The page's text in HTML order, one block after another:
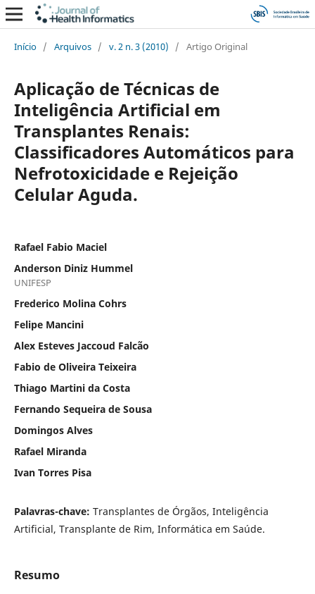
Início / Arquivos / v. 2 n. 3 (2010) / Artigo Original
Aplicação de Técnicas de
Inteligência Artificial em
Transplantes Renais:
Classificadores Automáticos para
Nefrotoxicidade e Rejeição
Celular Aguda.
Rafael Fabio Maciel
Anderson Diniz Hummel
UNIFESP
Frederico Molina Cohrs
Felipe Mancini
Alex Esteves Jaccoud Falcão
Fabio de Oliveira Teixeira
Thiago Martini da Costa
Fernando Sequeira de Sousa
Domingos Alves
Rafael Miranda
Ivan Torres Pisa
Palavras-chave: Transplantes de Órgãos, Inteligência
Artificial, Transplante de Rim, Informática em Saúde.
Resumo